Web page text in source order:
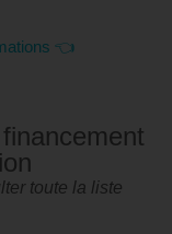
👈
toute la liste